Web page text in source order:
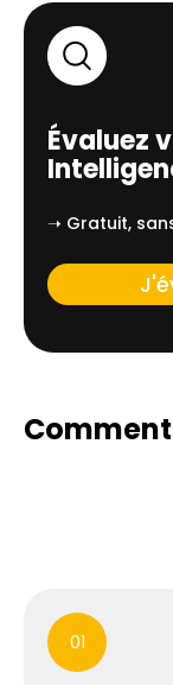
adapté
en eau
réseau local.
paramètres
équilibrée
Évaluez
➝ Gratuit,
01